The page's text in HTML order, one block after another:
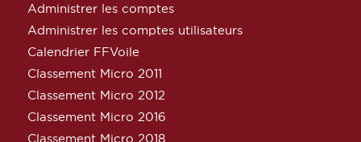
Administrer les comptes
Administrer les comptes utilisateurs
Calendrier FFVoile
Classement Micro 2011
Classement Micro 2012
Classement Micro 2016
Classement Micro 2018